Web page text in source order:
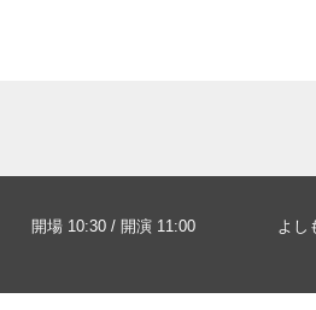
開場 10:30 / 開演 11:00 よし